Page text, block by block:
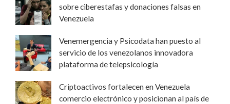
sobre ciberestafas y donaciones falsas en
Venezuela
Venemergencia y Psicodata han puesto al
servicio de los venezolanos innovadora
plataforma de telepsicología
Criptoactivos fortalecen en Venezuela
comercio electrónico y posicionan al país de